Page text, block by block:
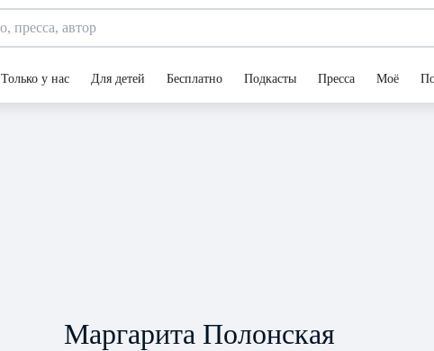
Только у нас Для детей Бесплатно Подкасты Пресса Моё
Маргарита Полонская